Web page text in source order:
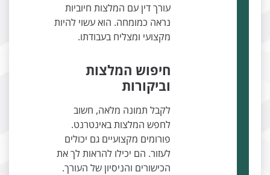
עורך דין עם המלצות חיוביות
נראה כמומחה. הוא עשוי להיות
מקצועי ומצליח בעבודתו.
חיפוש המלצות
וביקורות
לקבל תמונה מלאה, חשוב
לחפש המלצות באינטרנט.
פורומים מקצועיים גם יכולים
לעזור. הם יכילו להראות לך את
הכישורים והניסיון של העורך.